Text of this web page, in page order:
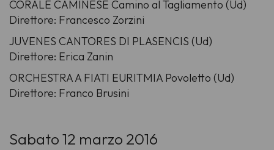
CORALE CAMINESE Camino al Tagliamento (Ud)
Direttore: Francesco Zorzini
JUVENES CANTORES DI PLASENCIS (Ud)
Direttore: Erica Zanin
ORCHESTRA A FIATI EURITMIA Povoletto (Ud)
Direttore: Franco Brusini
Sabato 12 marzo 2016